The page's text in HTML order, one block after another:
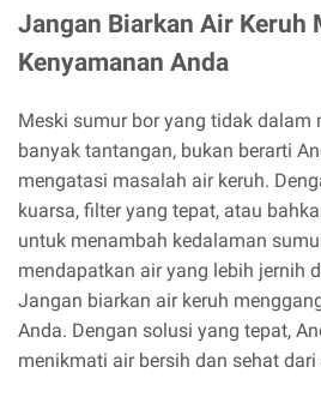
Jangan Biarkan Air Keruh
Kenyamanan Anda
Meski sumur bor yang tidak dalam
banyak tantangan, bukan berarti
mengatasi masalah air keruh.
kuarsa, filter yang tepat, atau
untuk menambah kedalaman
mendapatkan air yang lebih jernih
Jangan biarkan air keruh
Anda. Dengan solusi yang tepat,
menikmati air bersih dan sehat